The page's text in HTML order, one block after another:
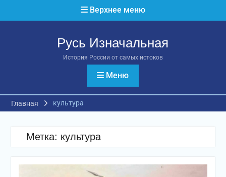
Верхнее меню
Русь Изначальная
История России от самых истоков
Меню
Главная культура
Метка: культура